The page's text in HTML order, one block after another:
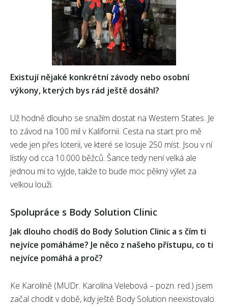
Existují nějaké konkrétní závody nebo osobní
výkony, kterých bys rád ještě dosáhl?
Už hodně dlouho se snažím dostat na Western States. Je
to závod na 100 mil v Kalifornii. Cesta na start pro mě
vede jen přes loterii, ve které se losuje 250 míst. Jsou v ní
lístky od cca 10.000 běžců. Šance tedy není velká ale
jednou mi to vyjde, takže to bude moc pěkný výlet za
velkou louži.
Spolupráce s Body Solution Clinic
Jak dlouho chodíš do Body Solution Clinic a s čím ti
nejvíce pomáháme? Je něco z našeho přístupu, co ti
nejvíce pomáhá a proč?
Ke Karolíně (MUDr. Karolína Velebová – pozn. red.) jsem
začal chodit v době, kdy ještě Body Solution neexistovalo.